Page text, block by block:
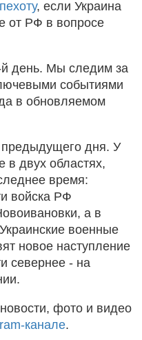
, если Украина
от РФ в вопросе
й день. Мы следим за
событиями
в обновляемом
предыдущего дня. У
в двух областях,
время:
войска РФ
а в
военные
новое наступление
севернее - на
фото и видео
канале.